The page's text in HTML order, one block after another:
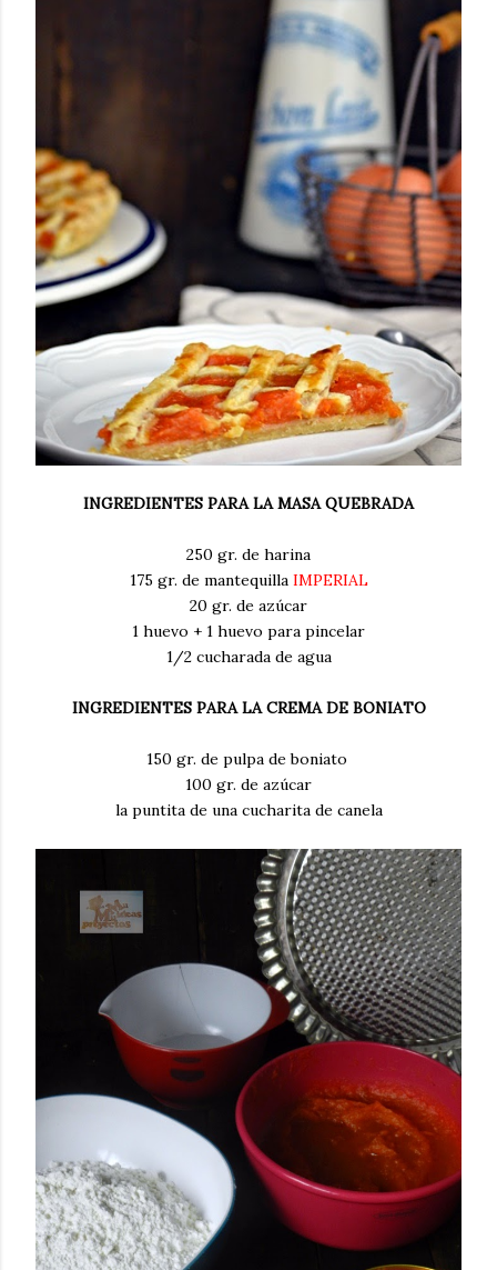
INGREDIENTES PARA LA MASA QUEBRADA
250 gr. de harina
175 gr. de mantequilla IMPERIAL
20 gr. de azúcar
1 huevo + 1 huevo para pincelar
1/2 cucharada de agua
INGREDIENTES PARA LA CREMA DE BONIATO
150 gr. de pulpa de boniato
100 gr. de azúcar
la puntita de una cucharita de canela